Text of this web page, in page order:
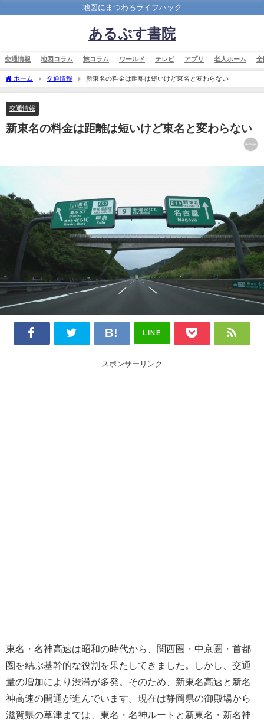
地図にまつわるライフハック
あるぷす書院
交通情報 地図コラム 旅コラム ワールド テレビ アプリ 老人ホーム 全
ホーム 交通情報 新東名の料金は距離は短いけど東名と変わらない
交通情報
新東名の料金は距離は短いけど東名と変わらない
LINE
スポンサーリンク
東名・名神高速は昭和の時代から、関西圏・中京圏・首都
圏を結ぶ基幹的な役割を果たしてきました。しかし、交通
量の増加により渋滞が多発。そのため、新東名高速と新名
神高速の開通が進んでいます。現在は静岡県の御殿場から
滋賀県の草津までは、東名・名神ルートと新東名・新名神